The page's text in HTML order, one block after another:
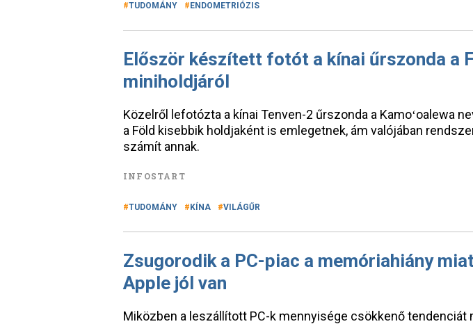
TUDOMÁNY ENDOMETRIÓZIS
Először készített fotót a kínai űrszonda a
miniholdjáról
Közelről lefotózta a kínai Tenven-2 űrszonda a Kamoʻoalewa
a Föld kisebbik holdjaként is emlegetnek, ám valójában
számít annak.
INFOSTART
TUDOMÁNY KÍNA VILÁGŰR
Zsugorodik a PC-piac a memóriahiány
Apple jól van
Miközben a leszállított PC-k mennyisége csökkenő tendenciát